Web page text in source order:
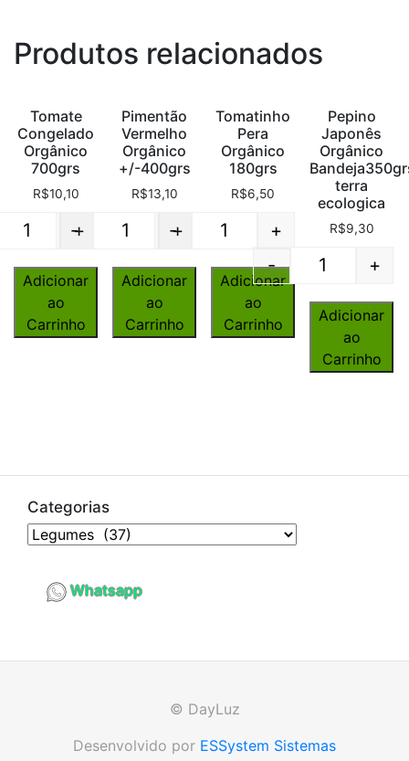
Produtos relacionados
Tomate
Congelado
Orgânico
700grs
R$10,10
Quantity+
Adicionar
ao
Carrinho
Pimentão
Vermelho
Orgânico
+/-400grs
R$13,10
Quantity
- +
Adicionar
ao
Carrinho
Tomatinho
Pera
Orgânico
180grs
R$6,50
Quantity
- +
Adicionar
ao
Carrinho
Pepino
Japonês
Orgânico
terra
ecologica
R$9,30
Quantity
- +
Adicionar
ao
Carrinho
Categorias
Whatsapp
© DayLuz
Desenvolvido por ESSystem Sistemas